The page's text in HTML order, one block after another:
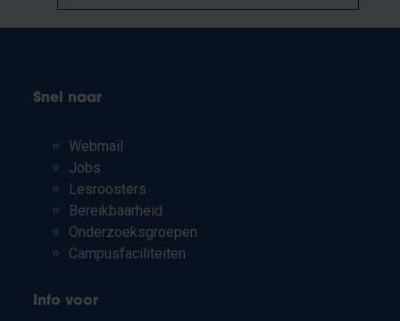
Snel naar
Webmail
Jobs
Lesroosters
Bereikbaarheid
Onderzoeksgroepen
Campusfaciliteiten
Info voor